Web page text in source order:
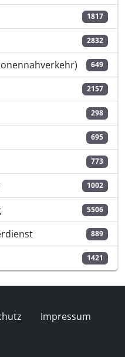
1817
2832
649
2157
298
695
773
1002
5506
889
1421
Impressum